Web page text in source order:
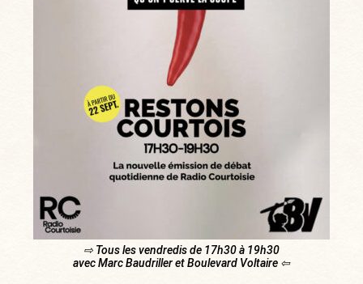
⇨ Tous les vendredis de 17h30 à 19h30
avec Marc Baudriller et Boulevard Voltaire ⇦